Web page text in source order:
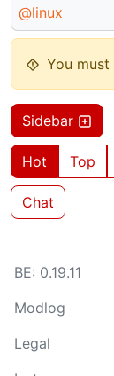
@linux
You must
Sidebar
Hot Top
Chat
BE: 0.19.11
Modlog
Legal